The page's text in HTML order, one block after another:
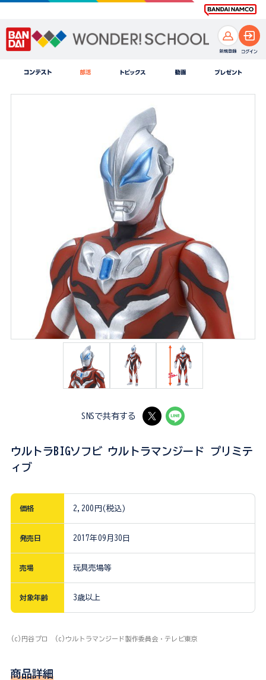
SNSで共有する
ウルトラBIGソフビ ウルトラマンジード プリミテ
ィブ
価格 2,200円(税込)
発売日 2017年09月30日
売場 玩具売場等
対象年齢 3歳以上
(c)円谷プロ (c)ウルトラマンジード製作委員会・テレビ東京
商品詳細